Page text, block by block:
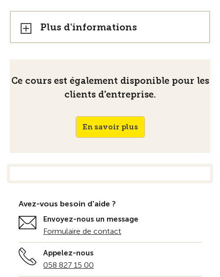
Plus d'informations
Ce cours est également disponible pour les
clients d'entreprise.
En savoir plus
Avez-vous besoin d'aide ?
Envoyez-nous un message
Formulaire de contact
Appelez-nous
058 827 15 00